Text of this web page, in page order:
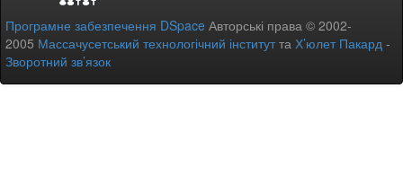
Програмне забезпечення DSpace Авторські права © 2002-
2005 Массачусетський технологічний інститутта Х’юлет Пакард -
Зворотний зв’язок